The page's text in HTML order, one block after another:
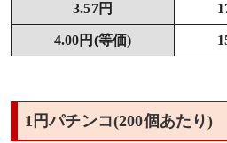
3.57円
4.00円(等価)
1円パチンコ(200個あたり)